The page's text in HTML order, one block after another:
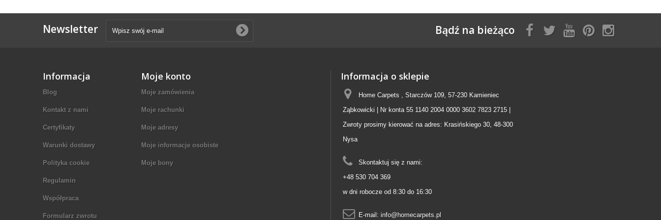
Newsletter Bądź na bieżąco
Informacja
Blog
Kontakt z nami
Certyfikaty
Warunki dostawy
Polityka cookie
Regulamin
Współpraca
Formularz zwrotu
Moje konto
Moje zamówienia
Moje rachunki
Moje adresy
Moje informacje osobiste
Moje bony
Informacja o sklepie
Home Carpets , Starczów 109, 57-230 Kamieniec
Ząbkowicki | Nr konta 55 1140 2004 0000 3602 7823 2715 |
Zwroty prosimy kierować na adres: Krasińskiego 30, 48-300
Nysa
Skontaktuj się z nami:
+48 530 704 369
w dni robocze od 8:30 do 16:30
E-mail: info@homecarpets.pl